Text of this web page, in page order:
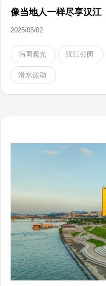
像当地人一样尽享汉江
2025/05/02
韩国观光 汉江公园
滑水运动